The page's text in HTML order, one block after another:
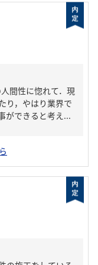
間性に惚れて．現
り，やはり業界で
ができると考え...